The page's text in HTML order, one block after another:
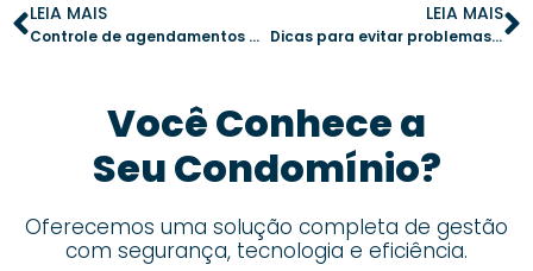
LEIA MAIS
Controle de agendamentos no condomínio: como o aplicativo pode ajudar
LEIA MAIS
Dicas para evitar problemas ao publicar no mural de recados do condomínio
Você Conhece a
Seu Condomínio?
Oferecemos uma solução completa de gestão
com segurança, tecnologia e eficiência.